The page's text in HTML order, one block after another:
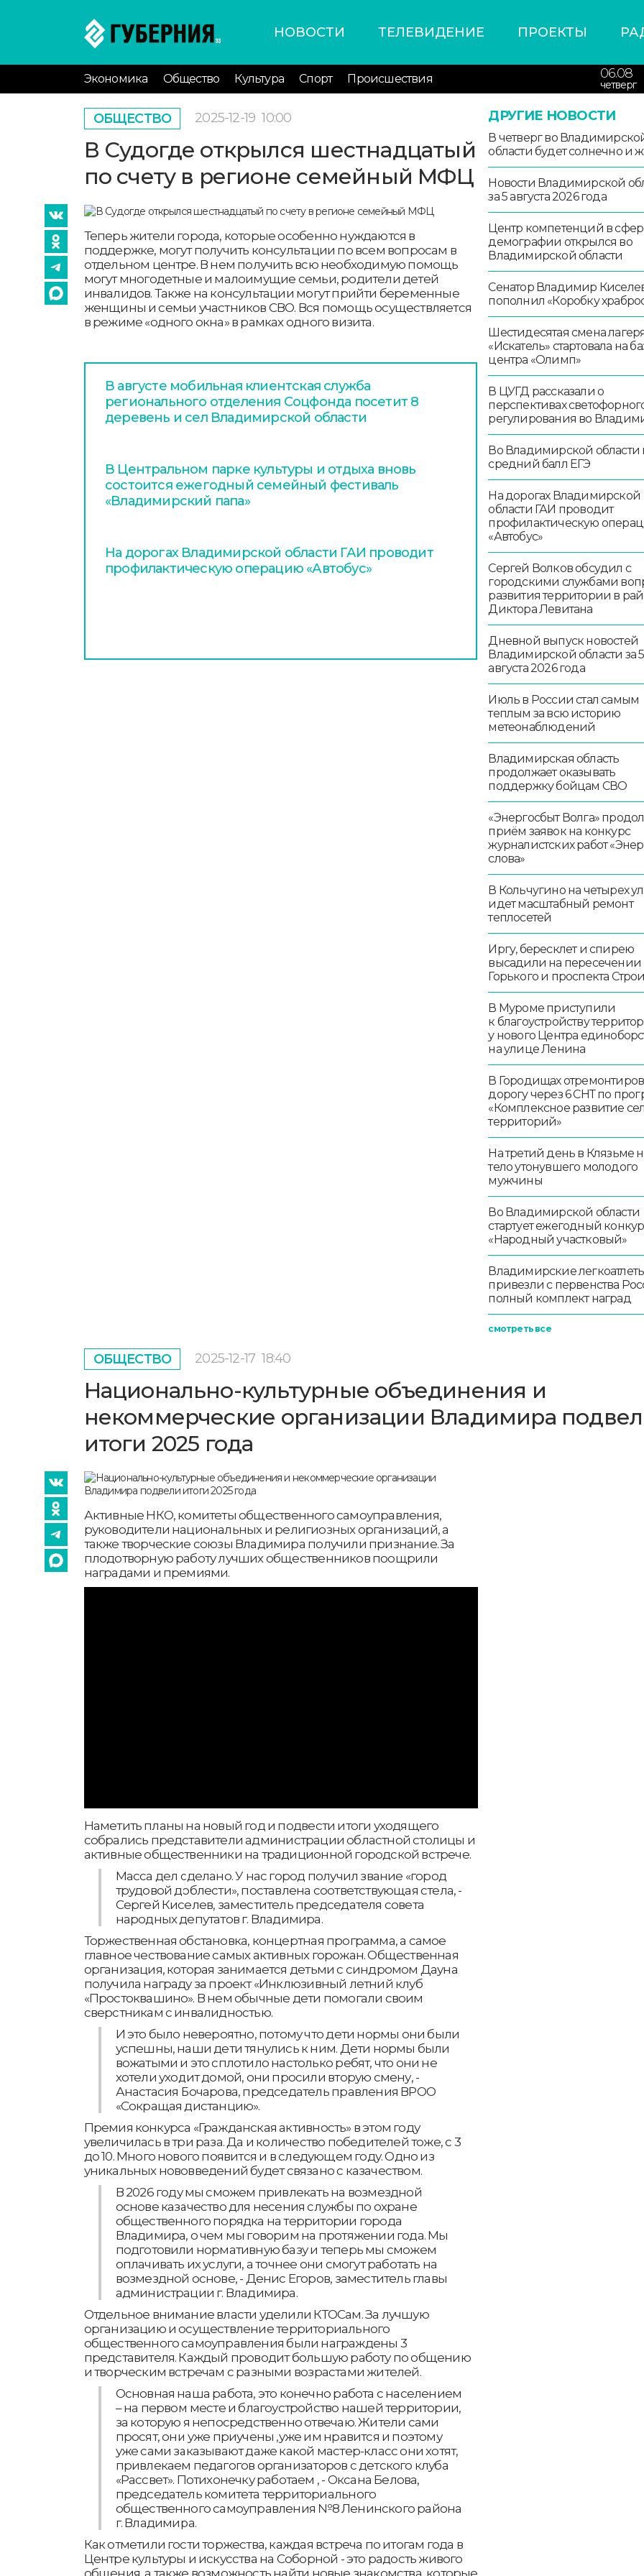
НОВОСТИ ТЕЛЕВИДЕНИЕ ПРОЕКТЫ
Экономика Общество Культура Спорт Происшествия 06.08
четверг
ОБЩЕСТВО 2025-12-19 10:00
В Судогде открылся шестнадцатый
по счету в регионе семейный МФЦ
Теперь жители города, которые особенно нуждаются в
поддержке, могут получить консультации по всем вопросам в
отдельном центре. В нем получить всю необходимую помощь
могут многодетные и малоимущие семьи, родители детей
инвалидов. Также на консультации могут прийти беременные
женщины и семьи участников СВО. Вся помощь осуществляется
в режиме «одного окна» в рамках одного визита.
В августе мобильная клиентская служба
регионального отделения Соцфонда посетит 8
деревень и сел Владимирской области
В Центральном парке культуры и отдыха вновь
состоится ежегодный семейный фестиваль
«Владимирский папа»
На дорогах Владимирской области ГАИ проводит
профилактическую операцию «Автобус»
ДРУГИЕ НОВОСТИ
В четверг во
области будет солнечно и
Новости Владимирской
за 5 августа 2026 года
Центр компетенций в
демографии открылся во
Владимирской области
Сенатор Владимир
пополнил «Коробку
Шестидесятая смена
«Искатель» стартовала на
центра «Олимп»
В ЦУГД рассказали о
перспективах
регулирования во
Во Владимирской области
средний балл ЕГЭ
На дорогах Владимирской
области ГАИ проводит
профилактическую
«Автобус»
Сергей Волков обсудил с
городскими службами
развития территории в
Диктора Левитана
Дневной выпуск новостей
Владимирской области за 5
августа 2026 года
Июль в России стал самым
теплым за всю историю
метеонаблюдений
Владимирская область
продолжает оказывать
поддержку бойцам СВО
«Энергосбыт Волга»
приём заявок на конкурс
журналистских работ
слова»
В Кольчугино на четырех
идет масштабный ремонт
теплосетей
Иргу, бересклет и спирею
высадили на пересечении
Горького и проспекта
В Муроме приступили
к благоустройству
у нового Центра
на улице Ленина
В Городищах
дорогу через 6 СНТ по
«Комплексное развитие
территорий»
На третий день в Клязьме
тело утонувшего молодого
мужчины
Во Владимирской области
стартует ежегодный
«Народный участковый»
Владимирские
привезли с первенства
полный комплект наград
смотреть все
ОБЩЕСТВО 2025-12-17 18:40
Национально-культурные объединения и
некоммерческие организации Владимира
итоги 2025 года
Активные НКО, комитеты общественного самоуправления,
руководители национальных и религиозных организаций, а
также творческие союзы Владимира получили признание. За
плодотворную работу лучших общественников поощрили
наградами и премиями.
Наметить планы на новый год и подвести итоги уходящего
собрались представители администрации областной столицы и
активные общественники на традиционной городской встрече.
Масса дел сделано. У нас город получил звание «город
трудовой доблести», поставлена соответствующая стела, -
Сергей Киселев, заместитель председателя совета
народных депутатов г. Владимира.
Торжественная обстановка, концертная программа, а самое
главное чествование самых активных горожан. Общественная
организация, которая занимается детьми с синдромом Дауна
получила награду за проект «Инклюзивный летний клуб
«Простоквашино». В нем обычные дети помогали своим
сверстникам с инвалидностью.
И это было невероятно, потому что дети нормы они были
успешны, наши дети тянулись к ним. Дети нормы были
вожатыми и это сплотило настолько ребят, что они не
хотели уходит домой, они просили вторую смену, -
Анастасия Бочарова, председатель правления ВРОО
«Сокращая дистанцию».
Премия конкурса «Гражданская активность» в этом году
увеличилась в три раза. Да и количество победителей тоже, с 3
до 10. Много нового появится и в следующем году. Одно из
уникальных нововведений будет связано с казачеством.
В 2026 году мы сможем привлекать на возмездной
основе казачество для несения службы по охране
общественного порядка на территории города
Владимира, о чем мы говорим на протяжении года. Мы
подготовили нормативную базу и теперь мы сможем
оплачивать их услуги, а точнее они смогут работать на
возмездной основе, - Денис Егоров, заместитель главы
администрации г. Владимира.
Отдельное внимание власти уделили КТОСам. За лучшую
организацию и осуществление территориального
общественного самоуправления были награждены 3
представителя. Каждый проводит большую работу по общению
и творческим встречам с разными возрастами жителей.
Основная наша работа, это конечно работа с населением
– на первом месте и благоустройство нашей территории,
за которую я непосредственно отвечаю. Жители сами
просят, они уже приучены ,уже им нравится и поэтому
уже сами заказывают даже какой мастер-класс они хотят,
привлекаем педагогов организаторов с детского клуба
«Рассвет». Потихонечку работаем , - Оксана Белова,
председатель комитета территориального
общественного самоуправления №8 Ленинского района
г. Владимира.
Как отметили гости торжества, каждая встреча по итогам года в
Центре культуры и искусства на Соборной - это радость живого
общения, а также возможность найти новые знакомства, которые